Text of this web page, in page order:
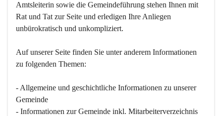
Amtsleiterin sowie die Gemeindeführung stehen Ihnen mit
Rat und Tat zur Seite und erledigen Ihre Anliegen
unbürokratisch und unkompliziert.
Auf unserer Seite finden Sie un­ter an­de­rem Informationen
zu folgenden Themen:
- Allgemeine und geschichtliche Informationen zu unserer
Gemeinde
- Informationen zur Gemeinde inkl. Mitarbeiterverzeichnis